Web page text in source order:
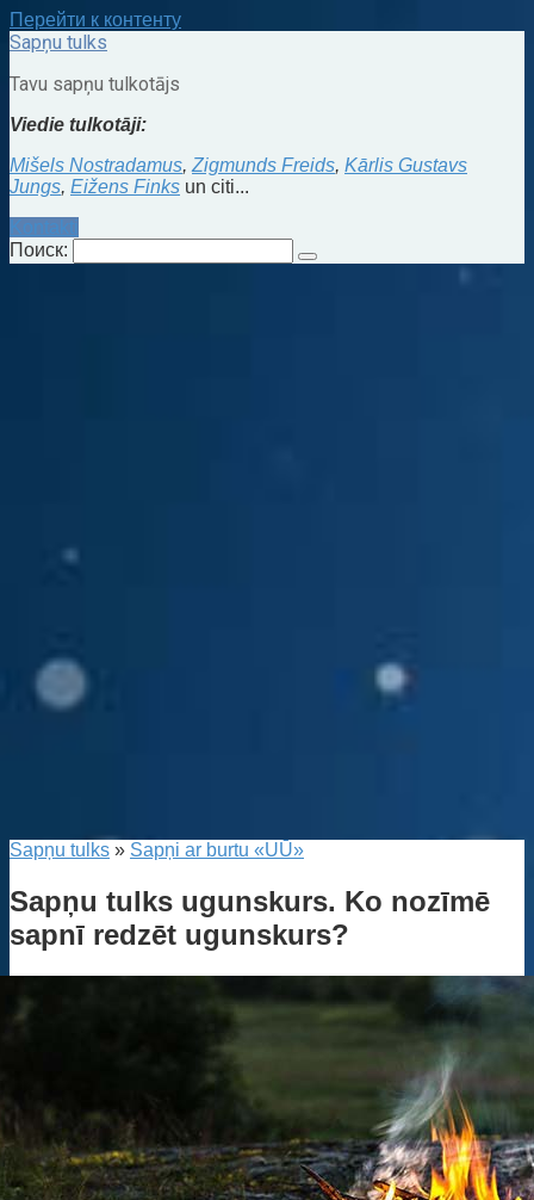
Перейти к контенту
Sapņu tulks
Tavu sapņu tulkotājs
Viedie tulkotāji:
Mišels Nostradamus, Zigmunds Freids, Kārlis Gustavs
Jungs, Eižens Finks un citi...
Kontakti
Поиск:
Sapņu tulks » Sapņi ar burtu «UŪ»
Sapņu tulks ugunskurs. Ko nozīmē
sapnī redzēt ugunskurs?